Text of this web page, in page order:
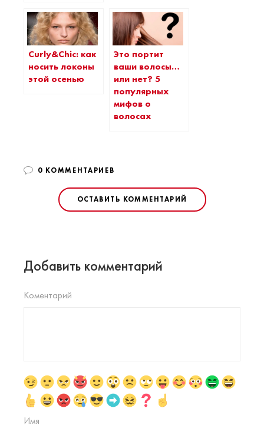
Curly&Chic: как
носить локоны
этой осенью
Это портит
ваши волосы…
или нет? 5
популярных
мифов о
волосах
0 КОММЕНТАРИЕВ
ОСТАВИТЬ КОММЕНТАРИЙ
Добавить комментарий
Коментарий
Имя